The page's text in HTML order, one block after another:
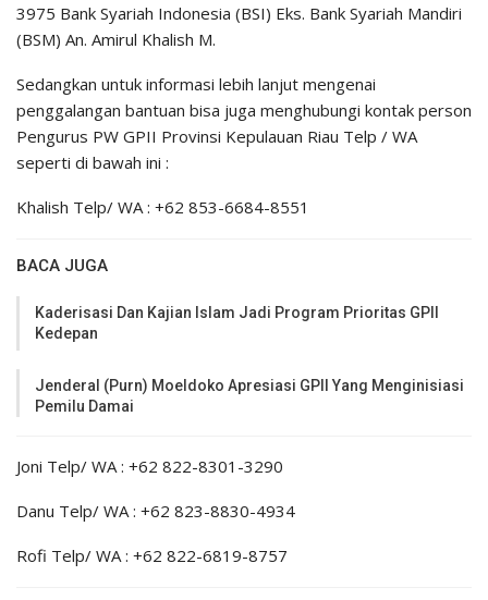
3975 Bank Syariah Indonesia (BSI) Eks. Bank Syariah Mandiri
(BSM) An. Amirul Khalish M.
Sedangkan untuk informasi lebih lanjut mengenai
penggalangan bantuan bisa juga menghubungi kontak person
Pengurus PW GPII Provinsi Kepulauan Riau Telp / WA
seperti di bawah ini :
Khalish Telp/ WA : +62 853-6684-8551
BACA JUGA
Kaderisasi Dan Kajian Islam Jadi Program Prioritas GPII
Kedepan
Jenderal (Purn) Moeldoko Apresiasi GPII Yang Menginisiasi
Pemilu Damai
Joni Telp/ WA : +62 822-8301-3290
Danu Telp/ WA : +62 823-8830-4934
Rofi Telp/ WA : +62 822-6819-8757